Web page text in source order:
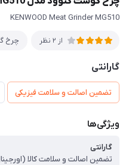
KENWOOD Meat Grinder MG510
از 2 نظر چرخ
گارانتی
تضمین اصالت و سلامت فیزیکی
ویژگی‌ها
گارانتی
تضمین اصالت و سلامت کالا